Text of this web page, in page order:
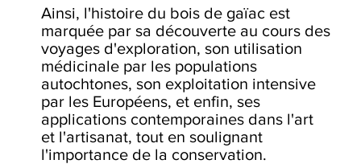
Ainsi, l'histoire du bois de gaïac est
marquée par sa découverte au cours des
voyages d'exploration, son utilisation
médicinale par les populations
autochtones, son exploitation intensive
par les Européens, et enfin, ses
applications contemporaines dans l'art
et l'artisanat, tout en soulignant
l'importance de la conservation.